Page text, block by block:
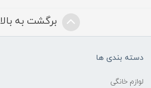
برگشت به بالا
دسته بندی ها
لوازم خانگی